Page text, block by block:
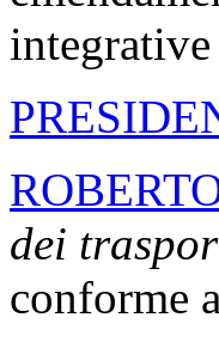
dei
conforme